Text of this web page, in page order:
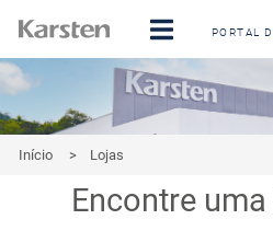
PORTAL
Início > Lojas
Encontre